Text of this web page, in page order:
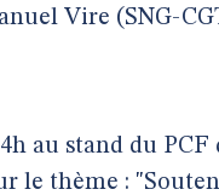
Vire (SNG-
au stand du
le thème :